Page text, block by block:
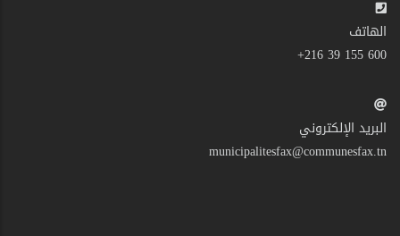
الهاتف
600 155 39 216+
البريد الإلكتروني
municipalitesfax@communesfax.tn